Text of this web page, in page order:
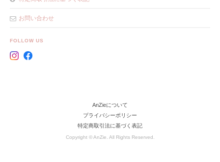
お問い合わせ
FOLLOW US
AnZieについて
プライバシーポリシー
特定商取引法に基づく表記
Copyright © AnZie. All Rights Reserved.